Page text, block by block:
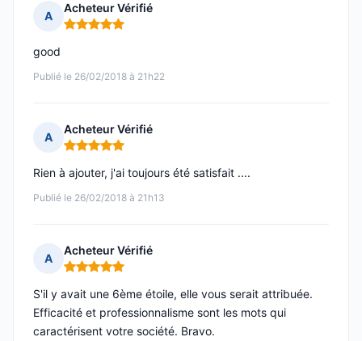
A
Acheteur Vérifié
Note : 5 sur 5
Publié le 26/02/2018 à 21h22
good
A
Acheteur Vérifié
Note : 5 sur 5
Publié le 26/02/2018 à 21h13
Rien à ajouter, j'ai toujours été satisfait ....
A
Acheteur Vérifié
Note : 5 sur 5
S'il y avait une 6ème étoile, elle vous serait attribuée.
Efficacité et professionnalisme sont les mots qui
caractérisent votre société. Bravo.